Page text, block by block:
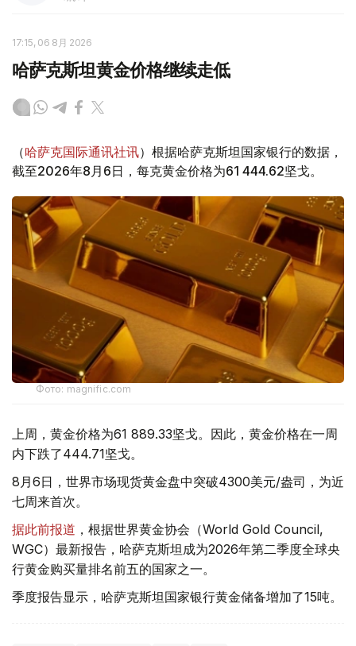
17:15, 06 8月 2026
哈萨克斯坦黄金价格继续走低
（哈萨克国际通讯社讯）根据哈萨克斯坦国家银行的数据，
截至2026年8月6日，每克黄金价格为61 444.62坚戈。
Фото: magnific.com
上周，黄金价格为61 889.33坚戈。因此，黄金价格在一周
内下跌了444.71坚戈。
8月6日，世界市场现货黄金盘中突破4300美元/盎司，为近
七周来首次。
据此前报道 ，根据世界黄金协会（World Gold Council,
WGC）最新报告，哈萨克斯坦成为2026年第二季度全球央
行黄金购买量排名前五的国家之一。
季度报告显示，哈萨克斯坦国家银行黄金储备增加了15吨。